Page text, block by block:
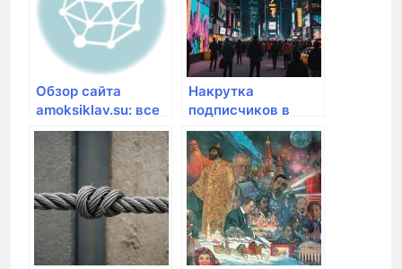
Обзор сайта
amoksiklav.su: все
о антибиотике
Амоксиклав
Накрутка
подписчиков в
Телеграм: когда
она может
пригодиться